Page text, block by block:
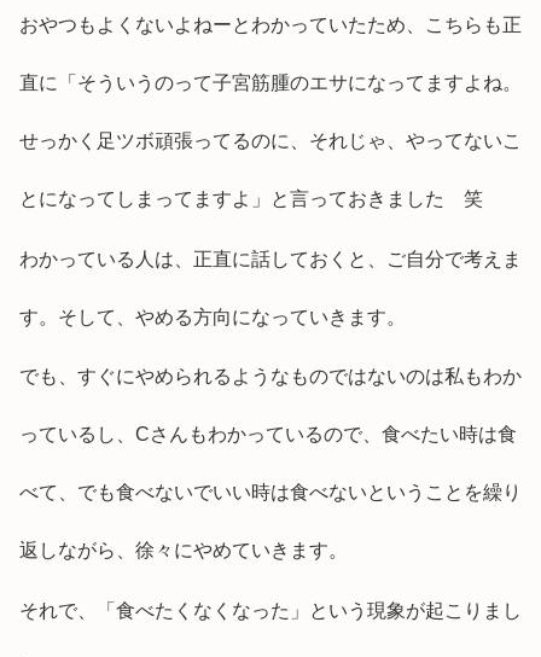
おやつもよくないよねーとわかっていたため、こちらも正
直に「そういうのって子宮筋腫のエサになってますよね。
せっかく足ツボ頑張ってるのに、それじゃ、やってないこ
とになってしまってますよ」と言っておきました 笑
わかっている人は、正直に話しておくと、ご自分で考えま
す。そして、やめる方向になっていきます。
でも、すぐにやめられるようなものではないのは私もわか
っているし、Cさんもわかっているので、食べたい時は食
べて、でも食べないでいい時は食べないということを繰り
返しながら、徐々にやめていきます。
それで、「食べたくなくなった」という現象が起こりまし